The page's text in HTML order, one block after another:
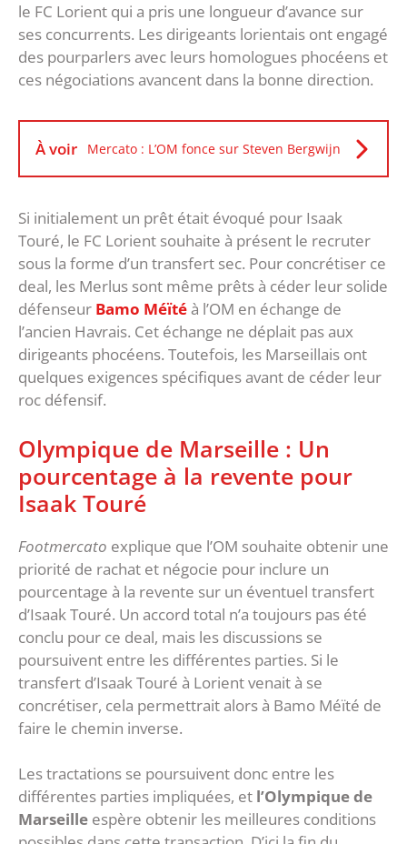
le FC Lorient qui a pris une longueur d’avance sur
ses concurrents. Les dirigeants lorientais ont engagé
des pourparlers avec leurs homologues phocéens et
ces négociations avancent dans la bonne direction.
À voir Mercato : L’OM fonce sur Steven Bergwijn
Si initialement un prêt était évoqué pour Isaak
Touré, le FC Lorient souhaite à présent le recruter
sous la forme d’un transfert sec. Pour concrétiser ce
deal, les Merlus sont même prêts à céder leur solide
défenseur Bamo Méïtéà l’OM en échange de
l’ancien Havrais. Cet échange ne déplait pas aux
dirigeants phocéens. Toutefois, les Marseillais ont
quelques exigences spécifiques avant de céder leur
roc défensif.
Olympique de Marseille : Un
pourcentage à la revente pour
Isaak Touré
Footmercato explique que l’OM souhaite obtenir une
priorité de rachat et négocie pour inclure un
pourcentage à la revente sur un éventuel transfert
d’Isaak Touré. Un accord total n’a toujours pas été
conclu pour ce deal, mais les discussions se
poursuivent entre les différentes parties. Si le
transfert d’Isaak Touré à Lorient venait à se
concrétiser, cela permettrait alors à Bamo Méïté de
faire le chemin inverse.
Les tractations se poursuivent donc entre les
différentes parties impliquées, et l’Olympique de
Marseille espère obtenir les meilleures conditions